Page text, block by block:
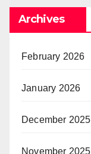
Archives
February 2026
January 2026
December 2025
November 2025